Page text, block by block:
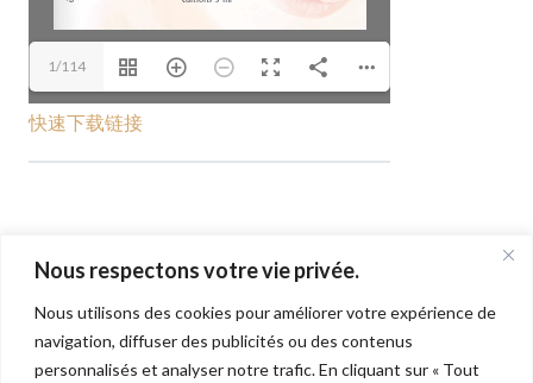
Nous respectons votre vie privée.
Nous utilisons des cookies pour améliorer votre expérience de
navigation, diffuser des publicités ou des contenus
personnalisés et analyser notre trafic. En cliquant sur « Tout
1/114
快速下载链接
章 次 页 次